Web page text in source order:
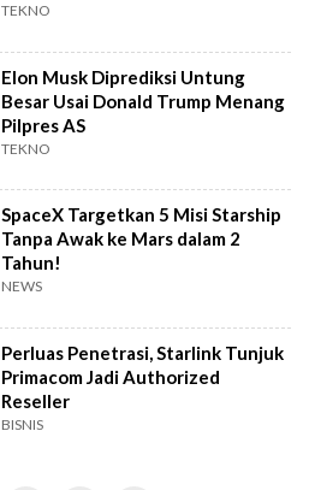
TEKNO
Elon Musk Diprediksi Untung
Besar Usai Donald Trump Menang
Pilpres AS
TEKNO
SpaceX Targetkan 5 Misi Starship
Tanpa Awak ke Mars dalam 2
Tahun!
NEWS
Perluas Penetrasi, Starlink Tunjuk
Primacom Jadi Authorized
Reseller
BISNIS